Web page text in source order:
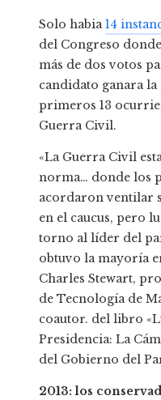
Solo habia14
del Congreso
más de dos votos
candidato ganara
primeros 13
Guerra Civil.
«La Guerra Civil
norma… donde los
acordaron ventilar
en el caucus, pero
torno al líder del
obtuvo la mayoría
Charles Stewart,
de Tecnología de
coautor. del libro
Presidencia: La
del Gobierno del
2013: los